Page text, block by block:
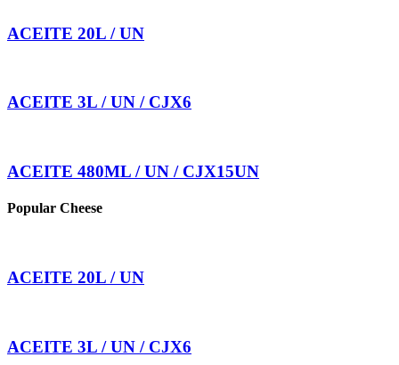
ACEITE 20L / UN
ACEITE 3L / UN / CJX6
ACEITE 480ML / UN / CJX15UN
Popular Cheese
ACEITE 20L / UN
ACEITE 3L / UN / CJX6